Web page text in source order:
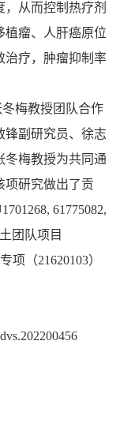
从而控制热疗剂
植瘤、人肝癌原位
治疗，肿瘤抑制率
梅教授团队合作
锋副研究员、徐志
冬梅教授为共同通
项研究做出了贡
61775082,
团队项目
项（21620103）